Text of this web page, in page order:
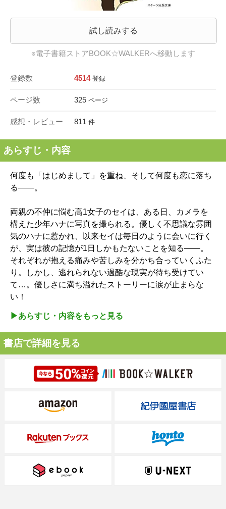
試し読みする
※電子書籍ストアBOOK☆WALKERへ移動します
登録数 4514 登録
ページ数 325 ページ
感想・レビュー 811 件
あらすじ・内容
何度も「はじめまして」を重ね、そして何度も恋に落ち
る――。
両親の不仲に悩む高1女子のセイは、ある日、カメラを
構えた少年ハナに写真を撮られる。優しく不思議な雰囲
気のハナに惹かれ、以来セイは毎日のように会いに行く
が、実は彼の記憶が1日しかもたないことを知る――。
それぞれが抱える痛みや苦しみを分かち合っていくふた
り。しかし、逃れられない過酷な現実が待ち受けてい
て…。優しさに満ち溢れたストーリーに涙が止まらな
い！
▶︎あらすじ・内容をもっと見る
書店で詳細を見る